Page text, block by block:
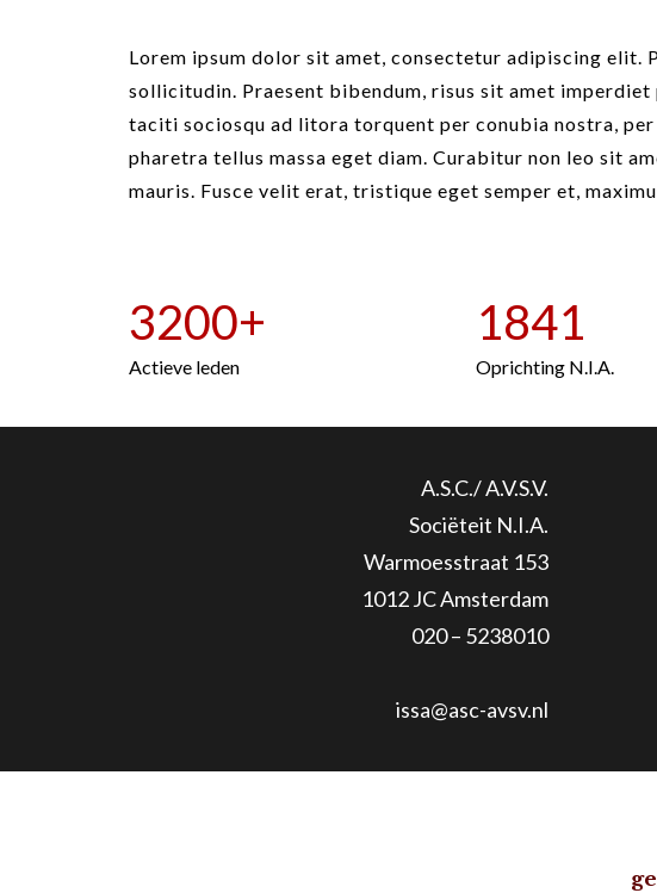
Lorem ipsum dolor sit amet, consectetur adipiscing elit.
sollicitudin. Praesent bibendum, risus sit amet
taciti sociosqu ad litora torquent per conubia nostra,
pharetra tellus massa eget diam. Curabitur non leo sit
mauris. Fusce velit erat, tristique eget semper et,
3200+
Actieve leden
1841
Oprichting N.I.A.
A.S.C./ A.V.S.V.
Sociëteit N.I.A.
Warmoesstraat 153
1012 JC Amsterdam
020 – 5238010
issa@asc-avsv.nl